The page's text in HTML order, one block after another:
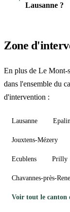
Lausanne ?
Zone
En plus de Le Mont-
dans l'ensemble du
d'intervention :
Lausanne
Jouxtens-Mézery
Ecublens Prilly
Chavannes-près-
Voir tout le canton